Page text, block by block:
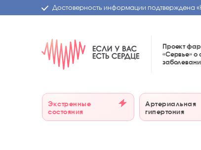
Достоверность информации подтверждена
Проект
«Сервье»о
Экстренные
состояния
Артериальная
гипертония